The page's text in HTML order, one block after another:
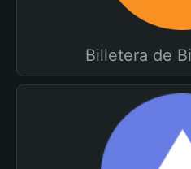
Billetera de